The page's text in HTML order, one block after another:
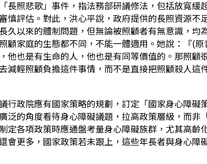
長照悲歌」事件，指法務部研議修法，包括放寬緩
慎評估。對此，洪心平說，政府提供的長照資源不
久以來的體制問題，但無論被照顧者有無意識，均
顧家庭的生態都不同，不能一體適用。她說：『(原
他也是有生命的人，他也是有同等價值的。那照顧
減輕照顧負擔這件事情，而不是直接把照顧殺人這
行政院應有國家策略的規劃， 訂定「國家身心障礙
泛的角度看待身心障礙議題，拉高政策層級，而非
定各項政策時應通盤考量身心障礙族群，尤其高齡
會更多，國家政策若未跟上，這些年長者與身心障